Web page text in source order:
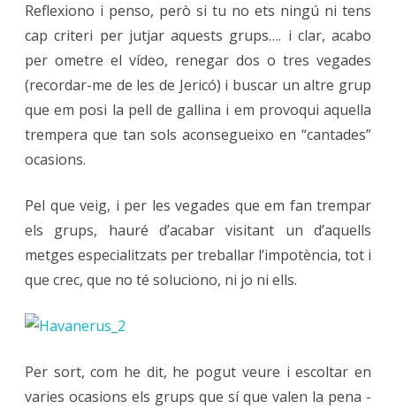
Reflexiono i penso, però si tu no ets ningú ni tens
cap criteri per jutjar aquests grups…. i clar, acabo
per ometre el vídeo, renegar dos o tres vegades
(recordar-me de les de Jericó) i buscar un altre grup
que em posi la pell de gallina i em provoqui aquella
trempera que tan sols aconsegueixo en “cantades”
ocasions.
Pel que veig, i per les vegades que em fan trempar
els grups, hauré d’acabar visitant un d’aquells
metges especialitzats per treballar l’impotència, tot i
que crec, que no té soluciono, ni jo ni ells.
Per sort, com he dit, he pogut veure i escoltar en
varies ocasions els grups que sí que valen la pena -